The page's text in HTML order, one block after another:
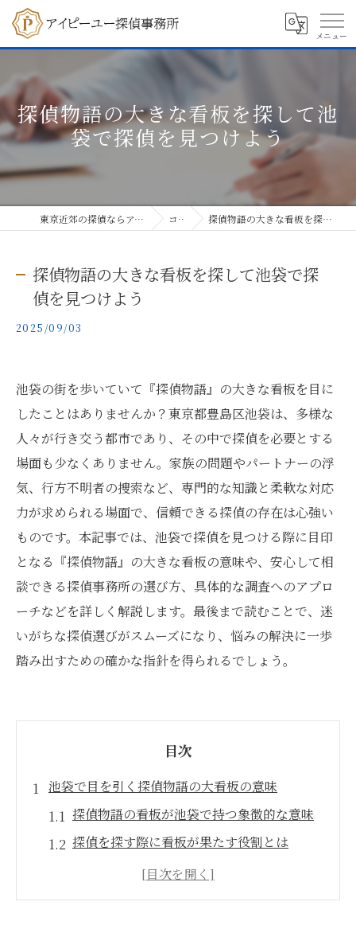
探偵物語の大きな看板を探して池
袋で探偵を見つけよう
東京近郊の探偵ならアイピーユー探偵事務所 コラム 探偵物語の大きな看板を探して池袋で探偵を見つけよう
探偵物語の大きな看板を探して池袋で探
偵を見つけよう
2025/09/03
池袋の街を歩いていて『探偵物語』の大きな看板を目に
したことはありませんか？東京都豊島区池袋は、多様な
人々が行き交う都市であり、その中で探偵を必要とする
場面も少なくありません。家族の問題やパートナーの浮
気、行方不明者の捜索など、専門的な知識と柔軟な対応
力が求められる場面で、信頼できる探偵の存在は心強い
ものです。本記事では、池袋で探偵を見つける際に目印
となる『探偵物語』の大きな看板の意味や、安心して相
談できる探偵事務所の選び方、具体的な調査へのアプロ
ーチなどを詳しく解説します。最後まで読むことで、迷
いがちな探偵選びがスムーズになり、悩みの解決に一歩
踏み出すための確かな指針を得られるでしょう。
目次
池袋で目を引く探偵物語の大看板の意味
探偵物語の看板が池袋で持つ象徴的な意味
探偵を探す際に看板が果たす役割とは
池袋の街で探偵が注目される理由を解説
探偵物語の大看板が安心を与える理由